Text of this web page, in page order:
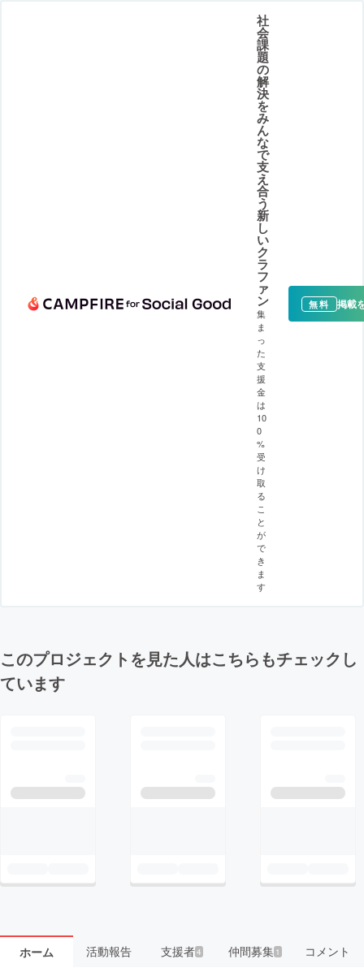
社
会
課
題
の
解
決
を
み
ん
な
で
支
え
合
う
新
し
い
ク
ラ
フ
ァ
ン
集
ま
っ
た
支
援
金
は
10
0
%
受
け
取
る
こ
と
が
で
き
ま
す
無料 掲載
このプロジェクトを見た人はこちらもチェックし
ています
ホーム 活動報告 支援者4 仲間募集 1 コメント